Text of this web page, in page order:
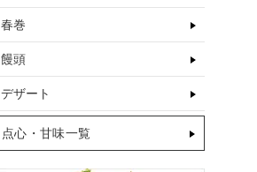
春巻
饅頭
デザート
点心・甘味一覧